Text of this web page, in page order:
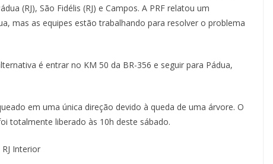
(RJ), São Fidélis (RJ) e Campos. A PRF relatou um
mas as equipes estão trabalhando para resolver o problema
é entrar no KM 50 da BR-356 e seguir para Pádua,
em uma única direção devido à queda de uma árvore. O
totalmente liberado às 10h deste sábado.
Interior